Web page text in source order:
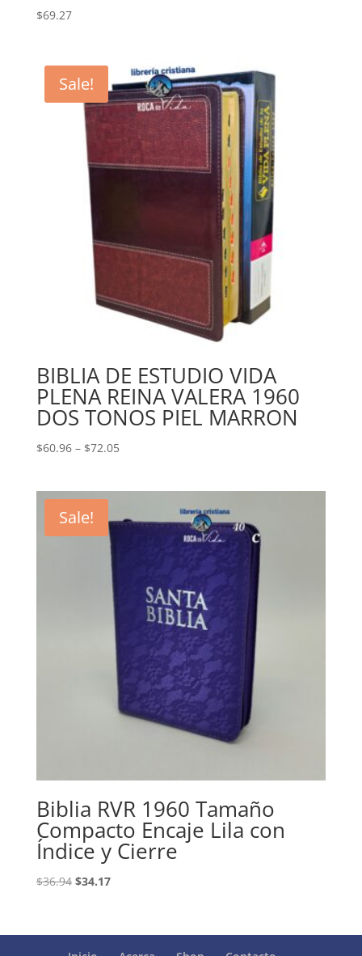
$69.27
Sale!
BIBLIA DE ESTUDIO VIDA
PLENA REINA VALERA 1960
DOS TONOS PIEL MARRON
$60.96 – $72.05Price
$72.05
Sale!
Biblia RVR 1960 Tamaño
Compacto Encaje Lila con
Índice y Cierre
$36.94 Original
$36.94.
$34.17Current
$34.17.